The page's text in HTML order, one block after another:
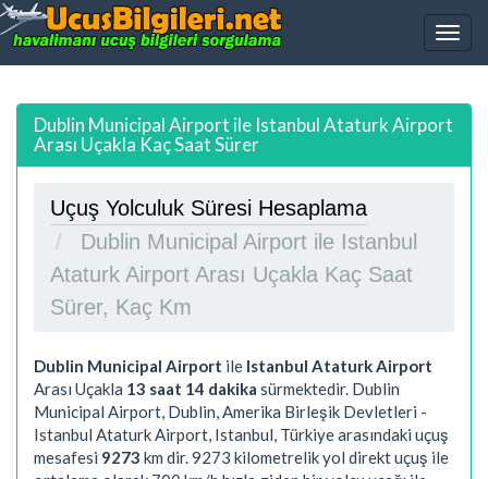
Dublin Municipal Airport ile Istanbul Ataturk Airport
Arası Uçakla Kaç Saat Sürer
Uçuş Yolculuk Süresi Hesaplama
Dublin Municipal Airport ile Istanbul
Ataturk Airport Arası Uçakla Kaç Saat
Sürer, Kaç Km
Dublin Municipal Airport ile Istanbul Ataturk Airport
Arası Uçakla 13 saat 14 dakika sürmektedir. Dublin
Municipal Airport, Dublin, Amerika Birleşik Devletleri -
Istanbul Ataturk Airport, Istanbul, Türkiye arasındaki uçuş
mesafesi 9273 km dir. 9273 kilometrelik yol direkt uçuş ile